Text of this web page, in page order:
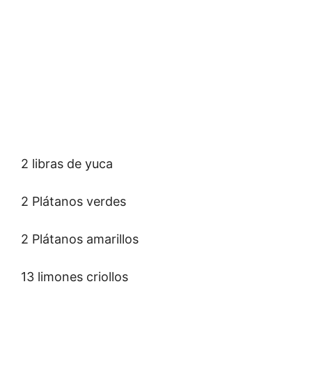
2 libras de yuca
2 Plátanos verdes
2 Plátanos amarillos
13 limones criollos